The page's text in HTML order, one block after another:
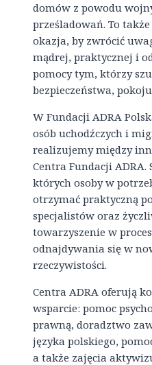
domów z powodu
prześladowań. To
okazja, by zwrócić
mądrej, praktycznej i
pomocy tym, którzy
bezpieczeństwa,
W Fundacji ADRA
osób uchodźczych i
realizujemy między
Centra Fundacji ADRA.
których osoby w
otrzymać praktyczną
specjalistów oraz
towarzyszenie w
odnajdywania się w
rzeczywistości.
Centra ADRA oferują
wsparcie: pomoc
prawną, doradztwo
języka polskiego,
a także zajęcia